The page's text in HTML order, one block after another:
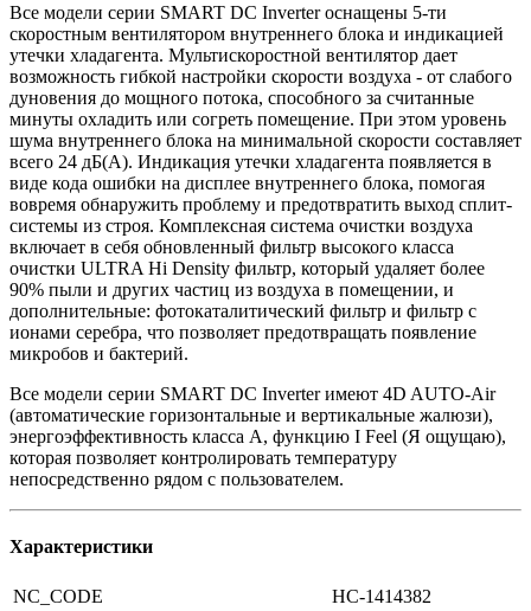
Все модели серии SMART DC Inverter оснащены 5-ти
скоростным вентилятором внутреннего блока и индикацией
утечки хладагента. Мультискоростной вентилятор дает
возможность гибкой настройки скорости воздуха - от слабого
дуновения до мощного потока, способного за считанные
минуты охладить или согреть помещение. При этом уровень
шума внутреннего блока на минимальной скорости составляет
всего 24 дБ(А). Индикация утечки хладагента появляется в
виде кода ошибки на дисплее внутреннего блока, помогая
вовремя обнаружить проблему и предотвратить выход сплит-
системы из строя. Комплексная система очистки воздуха
включает в себя обновленный фильтр высокого класса
очистки ULTRA Hi Density фильтр, который удаляет более
90% пыли и других частиц из воздуха в помещении, и
дополнительные: фотокаталитический фильтр и фильтр с
ионами серебра, что позволяет предотвращать появление
микробов и бактерий.
Все модели серии SMART DC Inverter имеют 4D AUTO-Air
(автоматические горизонтальные и вертикальные жалюзи),
энергоэффективность класса А, функцию I Feel (Я ощущаю),
которая позволяет контролировать температуру
непосредственно рядом с пользователем.
Характеристики
NC_CODE
НС-1414382